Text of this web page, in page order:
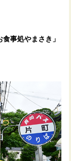
食事処やまさき」